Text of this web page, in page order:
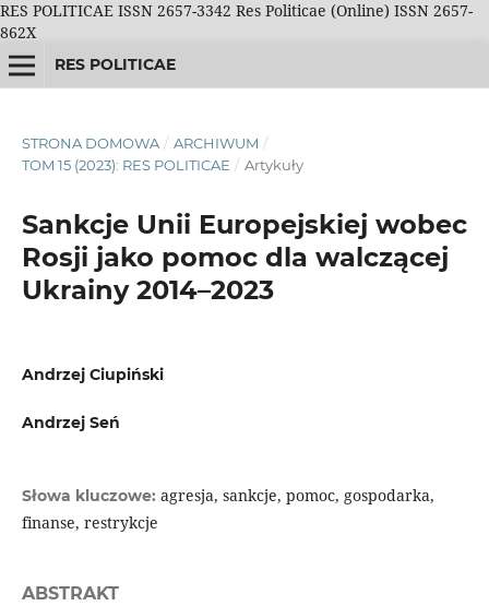
RES POLITICAE ISSN 2657-3342 Res Politicae (Online) ISSN 2657-
862X
RES POLITICAE
STRONA DOMOWA / ARCHIWUM /
TOM 15 (2023): RES POLITICAE / Artykuły
Sankcje Unii Europejskiej wobec
Rosji jako pomoc dla walczącej
Ukrainy 2014–2023
Andrzej Ciupiński
Andrzej Seń
Słowa kluczowe: agresja, sankcje, pomoc, gospodarka,
finanse, restrykcje
ABSTRAKT